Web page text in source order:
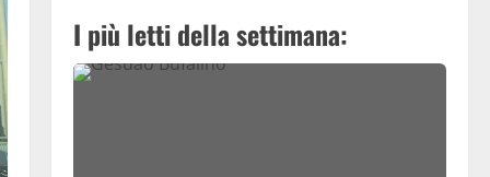
I più letti della settimana: